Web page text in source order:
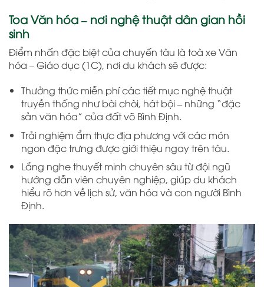
Toa Văn hóa – nơi nghệ thuật dân gian hồi
sinh
Điểm nhấn đặc biệt của chuyến tàu là toà xe Văn
hóa – Giáo dục (1C), nơi du khách sẽ được:
Thưởng thức miễn phí các tiết mục nghệ thuật
truyền thống như bài chòi, hát bội – những “đặc
sản văn hóa” của đất võ Bình Định.
Trải nghiệm ẩm thực địa phương với các món
ngon đặc trưng được giới thiệu ngay trên tàu.
Lắng nghe thuyết minh chuyên sâu từ đội ngũ
hướng dẫn viên chuyên nghiệp, giúp du khách
hiểu rõ hơn về lịch sử, văn hóa và con người Bình
Định.